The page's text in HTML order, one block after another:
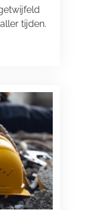
tijden.